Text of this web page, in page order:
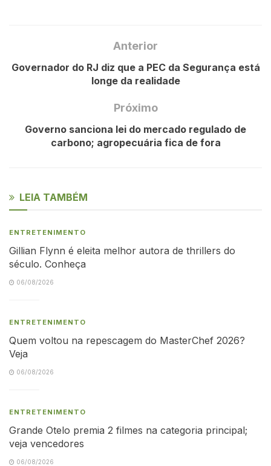
Anterior
Governador do RJ diz que a PEC da Segurança está
longe da realidade
Próximo
Governo sanciona lei do mercado regulado de
carbono; agropecuária fica de fora
LEIA TAMBÉM
ENTRETENIMENTO
Gillian Flynn é eleita melhor autora de thrillers do
século. Conheça
06/08/2026
ENTRETENIMENTO
Quem voltou na repescagem do MasterChef 2026?
Veja
06/08/2026
ENTRETENIMENTO
Grande Otelo premia 2 filmes na categoria principal;
veja vencedores
06/08/2026